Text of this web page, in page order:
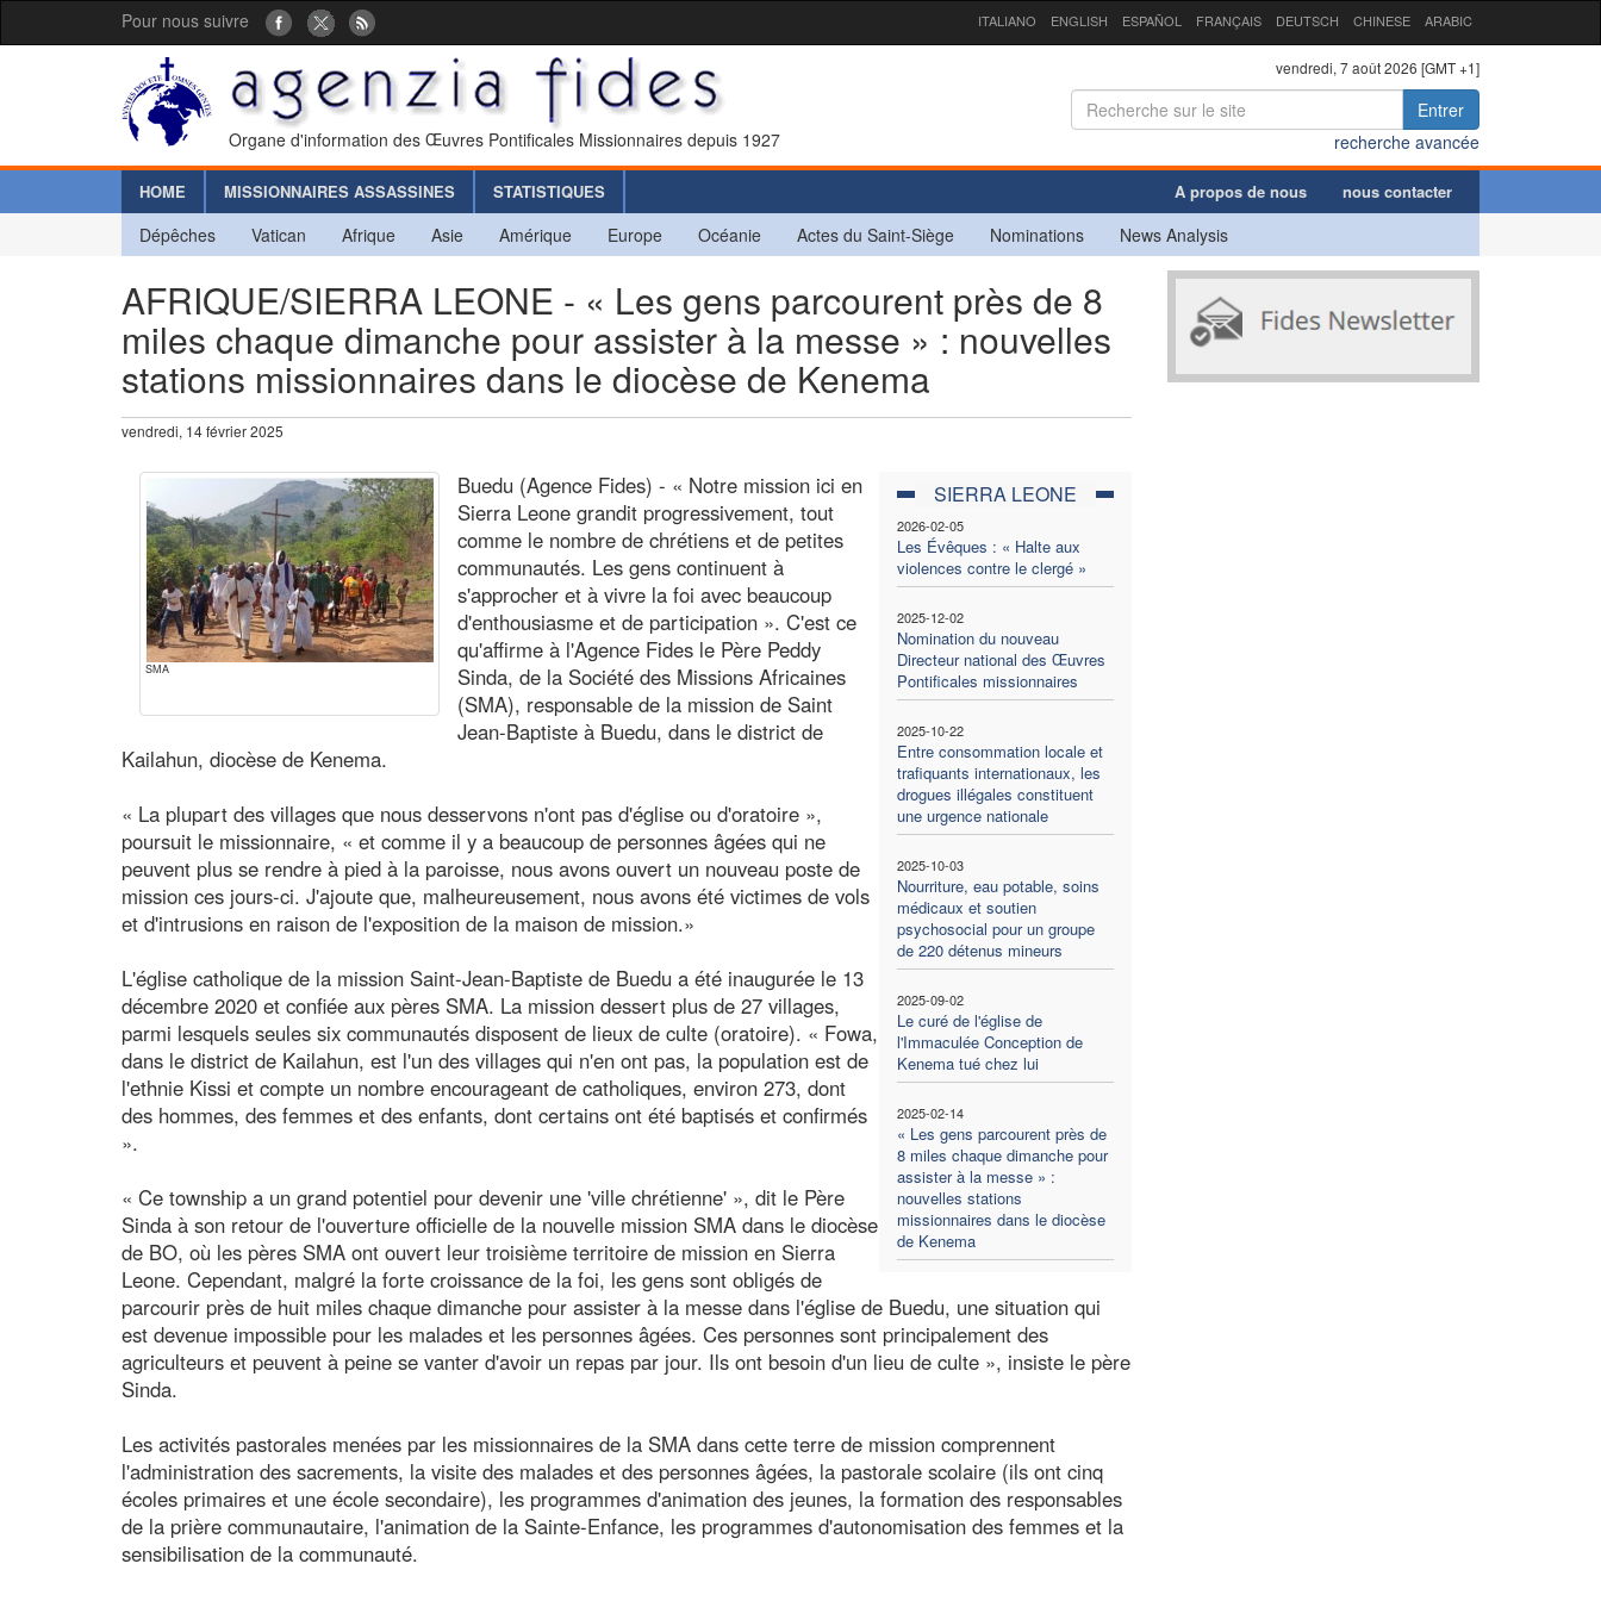
Pour nous suivre ITALIANO ENGLISH ESPAÑOL FRANÇAIS DEUTSCH CHINESE ARABIC
Organe d'information des Œuvres Pontificales Missionnaires depuis 1927
vendredi, 7 août 2026 [GMT +1]
Entrer
recherche avancée
HOME MISSIONNAIRES ASSASSINES STATISTIQUES A propos de nous nous contacter
Dépêches Vatican Afrique Asie Amérique Europe Océanie Actes du Saint-Siège Nominations News Analysis
AFRIQUE/SIERRA LEONE - « Les gens parcourent près de 8
miles chaque dimanche pour assister à la messe » : nouvelles
stations missionnaires dans le diocèse de Kenema
vendredi, 14 février 2025
SMA
SIERRA LEONE
2026-02-05
Les Évêques : « Halte aux
violences contre le clergé »
2025-12-02
Nomination du nouveau
Directeur national des Œuvres
Pontificales missionnaires
2025-10-22
Entre consommation locale et
trafiquants internationaux, les
drogues illégales constituent
une urgence nationale
2025-10-03
Nourriture, eau potable, soins
médicaux et soutien
psychosocial pour un groupe
de 220 détenus mineurs
2025-09-02
Le curé de l'église de
l'Immaculée Conception de
Kenema tué chez lui
2025-02-14
« Les gens parcourent près de
8 miles chaque dimanche pour
assister à la messe » :
nouvelles stations
missionnaires dans le diocèse
de Kenema
Buedu (Agence Fides) - « Notre mission ici en
Sierra Leone grandit progressivement, tout
comme le nombre de chrétiens et de petites
communautés. Les gens continuent à
s'approcher et à vivre la foi avec beaucoup
d'enthousiasme et de participation ». C'est ce
qu'affirme à l'Agence Fides le Père Peddy
Sinda, de la Société des Missions Africaines
(SMA), responsable de la mission de Saint
Jean-Baptiste à Buedu, dans le district de
Kailahun, diocèse de Kenema.
« La plupart des villages que nous desservons n'ont pas d'église ou d'oratoire »,
poursuit le missionnaire, « et comme il y a beaucoup de personnes âgées qui ne
peuvent plus se rendre à pied à la paroisse, nous avons ouvert un nouveau poste de
mission ces jours-ci. J'ajoute que, malheureusement, nous avons été victimes de vols
et d'intrusions en raison de l'exposition de la maison de mission.»
L'église catholique de la mission Saint-Jean-Baptiste de Buedu a été inaugurée le 13
décembre 2020 et confiée aux pères SMA. La mission dessert plus de 27 villages,
parmi lesquels seules six communautés disposent de lieux de culte (oratoire). « Fowa,
dans le district de Kailahun, est l'un des villages qui n'en ont pas, la population est de
l'ethnie Kissi et compte un nombre encourageant de catholiques, environ 273, dont
des hommes, des femmes et des enfants, dont certains ont été baptisés et confirmés
».
« Ce township a un grand potentiel pour devenir une 'ville chrétienne' », dit le Père
Sinda à son retour de l'ouverture officielle de la nouvelle mission SMA dans le diocèse
de BO, où les pères SMA ont ouvert leur troisième territoire de mission en Sierra
Leone. Cependant, malgré la forte croissance de la foi, les gens sont obligés de
parcourir près de huit miles chaque dimanche pour assister à la messe dans l'église de Buedu, une situation qui
est devenue impossible pour les malades et les personnes âgées. Ces personnes sont principalement des
agriculteurs et peuvent à peine se vanter d'avoir un repas par jour. Ils ont besoin d'un lieu de culte », insiste le père
Sinda.
Les activités pastorales menées par les missionnaires de la SMA dans cette terre de mission comprennent
l'administration des sacrements, la visite des malades et des personnes âgées, la pastorale scolaire (ils ont cinq
écoles primaires et une école secondaire), les programmes d'animation des jeunes, la formation des responsables
de la prière communautaire, l'animation de la Sainte-Enfance, les programmes d'autonomisation des femmes et la
sensibilisation de la communauté.